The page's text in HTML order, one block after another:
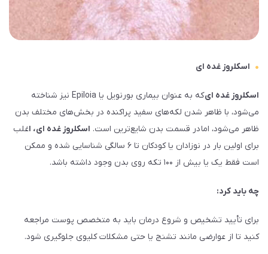
اسکلروز غده ای
اسکلروز غده ای
که به عنوان بیماری بورنویل یا Epiloia نیز شناخته
می‌شود‌، با ظاهر شدن لکه‌های سفید پراکنده در بخش‌های مختلف بدن
ظاهر می‌شود، اما در قسمت بدن شایع‌ترین است. اسکلروز غده ای، اغلب
برای اولین بار در نوزادان یا کودکان تا ۶ سالگی شناسایی شده و ممکن
است فقط یک یا بیش از ۱۰۰ تکه روی بدن وجود داشته باشد.
چه باید کرد:
برای تأیید تشخیص و شروع درمان باید به متخصص پوست مراجعه
کنید تا از عوارضی مانند تشنج یا حتی مشکلات کلیوی جلوگیری شود.